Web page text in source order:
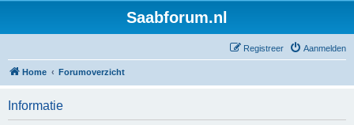
Saabforum.nl
Aanmelden
Registreer
Home Forumoverzicht
Informatie